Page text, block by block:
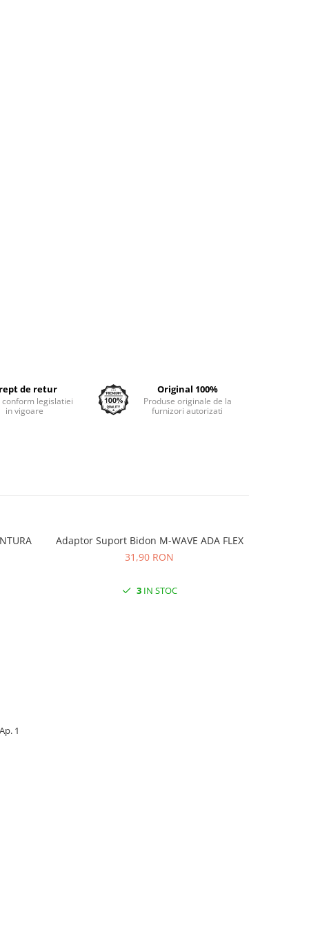
de retur
conform legislatiei
in vigoare
Original 100%
Produse originale de la
furnizori autorizati
Adaptor Suport Bidon M-WAVE ADA FLEX
31,90 RON
3IN STOC
1